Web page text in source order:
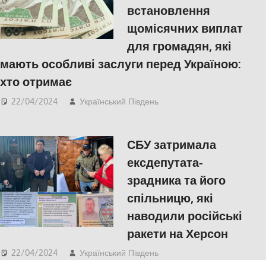
встановлення
щомісячних виплат
для громадян, які
мають особливі заслуги перед Україною:
хто отримає
22/04/2024 Український Південь
СБУ затримала
ексдепутата-
зрадника та його
спільницю, які
наводили російські
ракети на Херсон
22/04/2024 Український Південь